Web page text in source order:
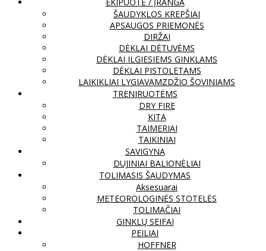
ŠAUDYKLOS KREPŠIAI
APSAUGOS PRIEMONĖS
DIRŽAI
DĖKLAI DĖTUVĖMS
DĖKLAI ILGIESIEMS GINKLAMS
DĖKLAI PISTOLETAMS
LAIKIKLIAI LYGIAVAMZDŽIO ŠOVINIAMS
TRENIRUOTĖMS
DRY FIRE
KITA
TAIMERIAI
TAIKINIAI
SAVIGYNA
DUJINIAI BALIONĖLIAI
TOLIMASIS ŠAUDYMAS
Aksesuarai
METEOROLOGINĖS STOTELĖS
TOLIMAČIAI
GINKLŲ SEIFAI
PEILIAI
HOFFNER